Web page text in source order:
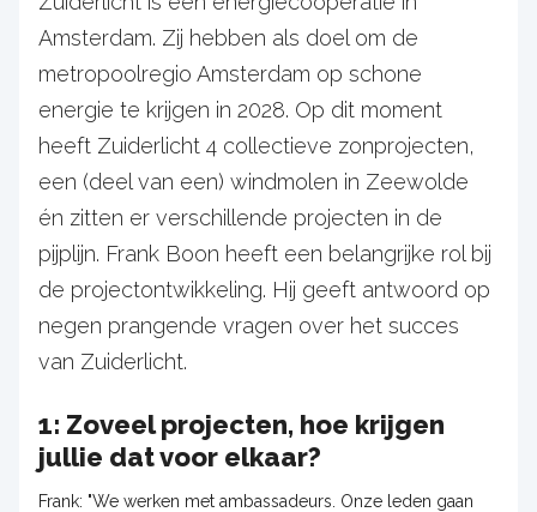
Amsterdam. Zij hebben als doel om de
metropoolregio Amsterdam op schone
energie te krijgen in 2028. Op dit moment
heeft Zuiderlicht 4 collectieve zonprojecten,
een (deel van een) windmolen in Zeewolde
én zitten er verschillende projecten in de
pijplijn. Frank Boon heeft een belangrijke rol bij
de projectontwikkeling. Hij geeft antwoord op
negen prangende vragen over het succes
van Zuiderlicht.
1: Zoveel projecten, hoe krijgen
jullie dat voor elkaar?
Frank: "We werken met ambassadeurs. Onze leden gaan